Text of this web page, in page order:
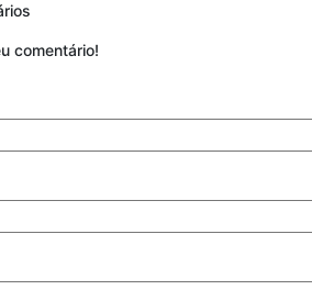
comentário!